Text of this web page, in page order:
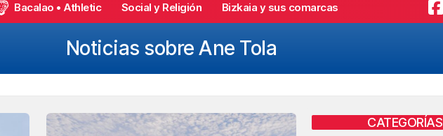
Bacalao • Athletic Social y Religión Bizkaia y sus comarcas
Noticias sobre Ane Tola
CATEGORÍAS